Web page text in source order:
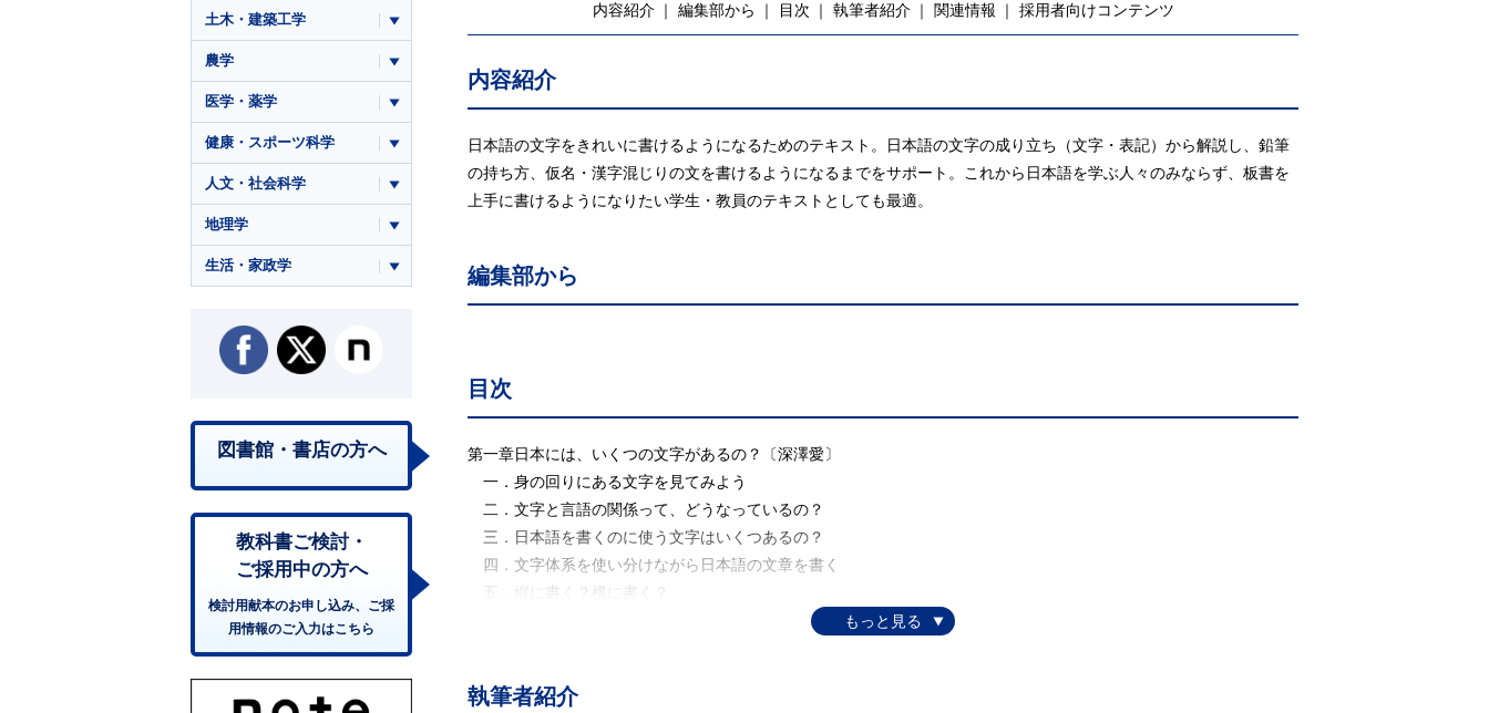
内容紹介 編集部から 目次 執筆者紹介 関連情報 採用者向けコンテンツ
内容紹介
日本語の文字をきれいに書けるようになるためのテキスト。日本語の文字の成り立ち（文字・表記）から解説し、鉛筆
の持ち方、仮名・漢字混じりの文を書けるようになるまでをサポート。これから日本語を学ぶ人々のみならず、板書を
上手に書けるようになりたい学生・教員のテキストとしても最適。
編集部から
目次
第一章日本には、いくつの文字があるの？〔深澤愛〕
一．身の回りにある文字を見てみよう
二．文字と言語の関係って、どうなっているの？
三．日本語を書くのに使う文字はいくつあるの？
四．文字体系を使い分けながら日本語の文章を書く
五．縦に書く？横に書く？
六．人によって文字の形が違っていても「同じ」と思える
九．日本語の表記はなぜこんなに複雑なのだろう
執筆者紹介
土木・建築工学
農学
医学・薬学
健康・スポーツ科学
人文・社会科学
地理学
生活・家政学
図書館・書店の方へ
教科書ご検討・
ご採用中の方へ
検討用献本のお申し込み、ご採
用情報のご入力はこちら